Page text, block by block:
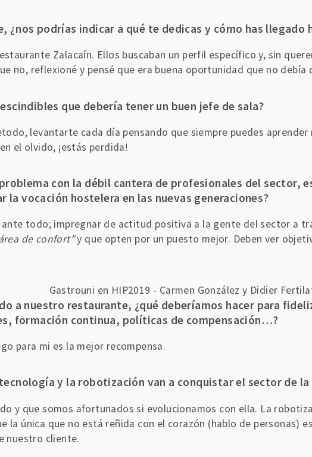
¿nos podrías indicar a qué te dedicas y cómo has llegado
Zalacaín. Ellos buscaban un perfil específico y, sin
no, reflexioné y pensé que era buena oportunidad que no debía
que debería tener un buen jefe de sala?
levantarte cada día pensando que siempre puedes
el olvido, ¡estás perdida!
con la débil cantera de profesionales del sector,
la vocación hostelera en las nuevas generaciones?
todo; impregnar de actitud positiva a la gente del sector a
de confort”y que opten por un puesto mejor. Deben ver
a nuestro restaurante, ¿qué deberíamos hacer para
formación continua, políticas de compensación…?
para mi es la mejor recompensa.
y la robotización van a conquistar el sector de
y que somos afortunados si evolucionamos con ella. La
la única que no está reñida con el corazón (hablo de personas)
nuestro cliente.